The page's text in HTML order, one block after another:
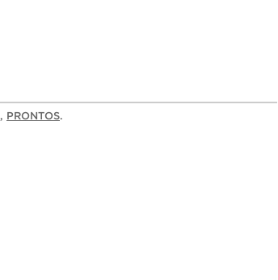
, PRONTOS.